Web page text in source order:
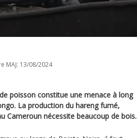
MAJ: 13/08/2024
poisson constitue une menace à long
La production du hareng fumé,
Cameroun nécessite beaucoup de bois.